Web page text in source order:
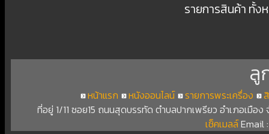
รายการสินค้า ทั้ง
ลู
หน้าแรก หนังออนไลน์ รายการพระเครื่อง
ที่อยู่ 1/11 ซอย15 ถนนสุดบรรทัด ตำบลปากเพรียว อำเภอเมือ
เช็คเมลล์Email